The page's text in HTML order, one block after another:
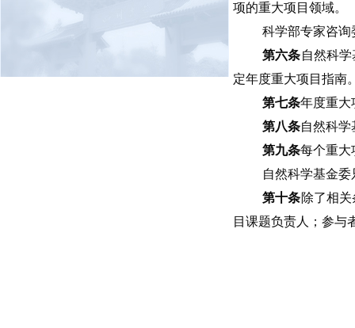
项的重大项目领域。
科学部专家咨询
第六条自然科
定年度重大项目指南。
第七条年度重大
第八条自然科学
第九条每个重大
自然科学基金
第十条除了相
目课题负责人；参与